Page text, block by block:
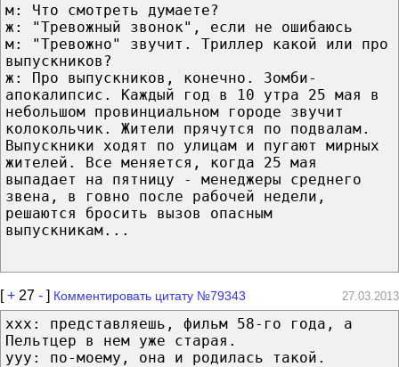
м: Что смотреть думаете?
ж: "Тревожный звонок", если не ошибаюсь
м: "Тревожно" звучит. Триллер какой или про
выпускников?
ж: Про выпускников, конечно. Зомби-
апокалипсис. Каждый год в 10 утра 25 мая в
небольшом провинциальном городе звучит
колокольчик. Жители прячутся по подвалам.
Выпускники ходят по улицам и пугают мирных
жителей. Все меняется, когда 25 мая
выпадает на пятницу - менеджеры среднего
звена, в говно после рабочей недели,
решаются бросить вызов опасным
выпускникам...
[+ 27 - ] Комментировать цитату №79343 27.03.2013
xxx: представляешь, фильм 58-го года, а
Пельтцер в нем уже старая.
ууу: по-моему, она и родилась такой.